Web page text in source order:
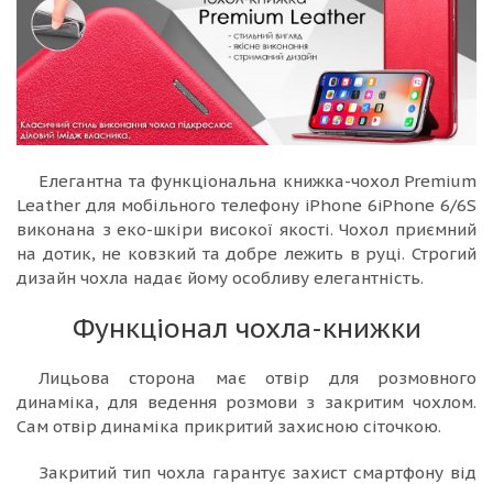
Елегантна та функціональна книжка-чохол Premium
Leather для мобільного телефону iPhone 6iPhone 6/6S
виконана з еко-шкіри високої якості. Чохол приємний
на дотик, не ковзкий та добре лежить в руці. Строгий
дизайн чохла надає йому особливу елегантність.
Функціонал чохла-книжки
Лицьова сторона має отвір для розмовного
динаміка, для ведення розмови з закритим чохлом.
Сам отвір динаміка прикритий захисною сіточкою.
Закритий тип чохла гарантує захист смартфону від